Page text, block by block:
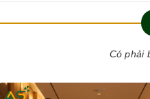
Có phải